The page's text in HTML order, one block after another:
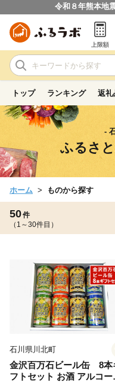
令和８年熊本地
上限額
トップ ランキング 返礼
-
ふるさ
ホーム ものから探す
50件
（1～30件目）
石川県川北町
金沢百万石ビール缶 8本
フトセット お酒 アルコー